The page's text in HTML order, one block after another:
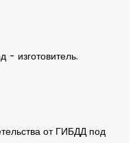
- изготовитель.
от ГИБДД под